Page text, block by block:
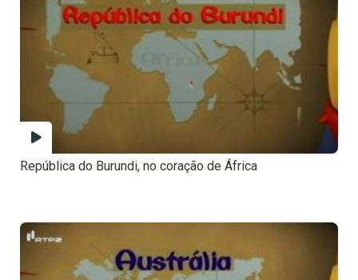
República do Burundi, no coração de África